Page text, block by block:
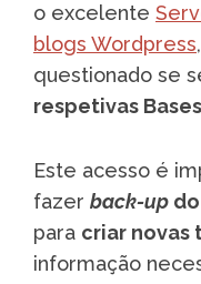
o excelente
blogs Wordpress
questionado se
respetivas
Este acesso é
fazer back-up
para criar novas
informação